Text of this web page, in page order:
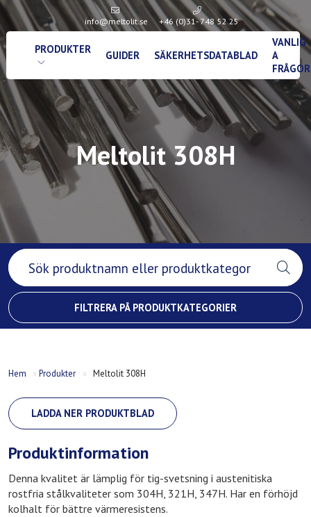
info@meltolit.se +46 (0)31- 748 52 25
PRODUKTER GUIDER SÄKERHETSDATABLAD
VANLIG
A
FRÅGOR
Meltolit 308H
FILTRERA PÅ PRODUKTKATEGORIER
Hem »Produkter » Meltolit 308H
LADDA NER PRODUKTBLAD
Produktinformation
Denna kvalitet är lämplig för tig-svetsning i austenitiska
rostfria stålkvaliteter som 304H, 321H, 347H. Har en förhöjd
kolhalt för bättre värmeresistens.